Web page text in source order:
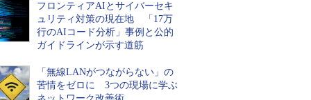
フロンティアAIとサイバーセキ
ュリティ対策の現在地 「17万
行のAIコード分析」事例と公的
ガイドラインが示す道筋
「無線LANがつながらない」の
苦情をゼロに 3つの現場に学ぶ